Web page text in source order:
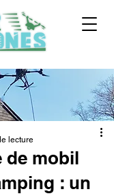
de mobil
: un
lecture